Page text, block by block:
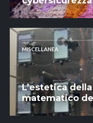
MISCELLANEA
L’estetica
matematico